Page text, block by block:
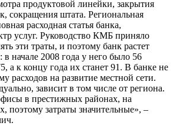
продуктовой линейки, закрытия
сокращения штата. Региональная
расходная статья банка,
услуг. Руководство КМБ приняло
эти траты, и поэтому банк растет
начале 2008 года у него было 56
а к концу года их станет 91. В банке не
расходов на развитие местной сети.
зависит в том числе от региона.
в престижных районах, на
поэтому затраты значительные», –